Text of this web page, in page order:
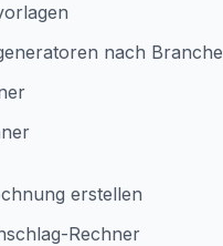
nach Branche
erstellen
Rechner